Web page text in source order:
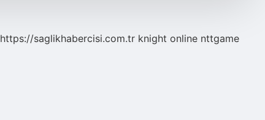
https://saglikhabercisi.com.tr knight online nttgame